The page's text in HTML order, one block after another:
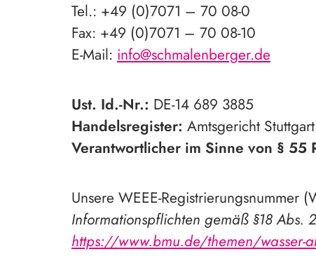
Tel.: +49 (0)7071 – 70 08-0
Fax: +49 (0)7071 – 70 08-10
E-Mail: info@schmalenberger.de
Ust. Id.-Nr.: DE-14 689 3885
Handelsregister: Amtsgericht
Verantwortlicher im Sinne von § 55
Unsere WEEE-Registrierungsnummer
Informationspflichten gemäß §18 Abs.
https://www.bmu.de/themen/wasser-